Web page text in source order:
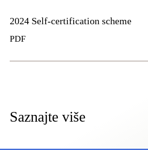
Download
2024 Self-certification scheme
PDF
Saznajte više